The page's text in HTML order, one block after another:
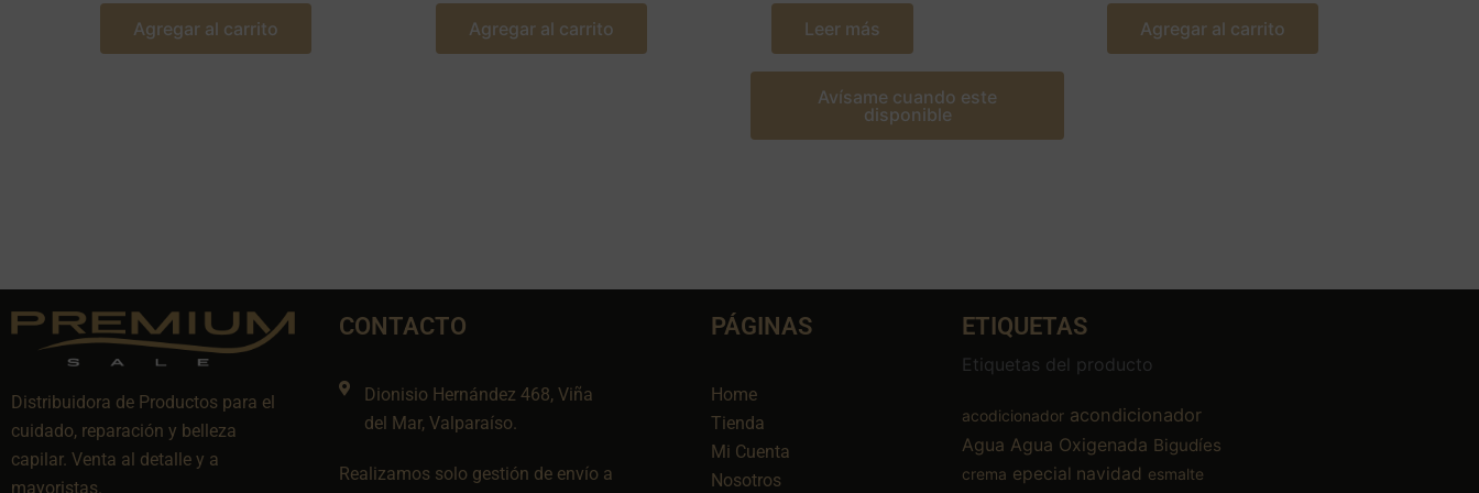
Agregar al carrito Agregar al carrito Leer más
Avísame cuando este
disponible
Agregar al carrito
Distribuidora de Productos para el
cuidado, reparación y belleza
capilar. Venta al detalle y a
mayoristas.
CONTACTO
Dionisio Hernández 468, Viña
del Mar, Valparaíso.
Realizamos solo gestión de envío a
PÁGINAS
Home
Tienda
Mi Cuenta
Nosotros
ETIQUETAS
Etiquetas del producto
acodicionador acondicionador
Agua Agua Oxigenada Bigudíes
crema epecial navidad esmalte